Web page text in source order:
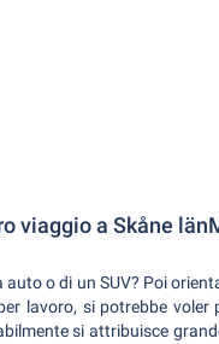
viaggio a Skåne
o di un SUV? Poi
lavoro, si potrebbe
si attribuisce